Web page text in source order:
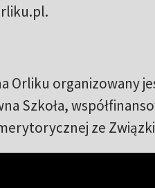
Orliku organizowany
Szkoła,
ze